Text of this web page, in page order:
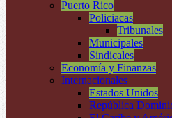
Puerto Rico
Policiacas
Tribunales
Municipales
Sindicales
Economía y Finanzas
Internacionales
Estados Unidos
República